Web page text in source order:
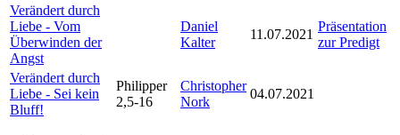
Verändert durch
Liebe - Vom
Überwinden der
Angst
Daniel
Kalter
11.07.2021
Präsentation
zur Predigt
Verändert durch
Liebe - Sei kein
Bluff!
Philipper
2,5-16
Christopher
Nork
04.07.2021